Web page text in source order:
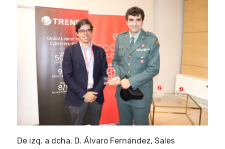
De izq. a dcha. D. Álvaro Fernández, Sales